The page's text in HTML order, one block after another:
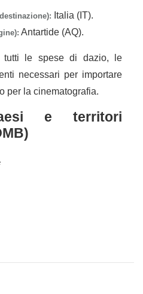
Italia (IT).
Antartide (AQ).
tutti le spese di dazio, le
necessari per importare
per la cinematografia.
e territori